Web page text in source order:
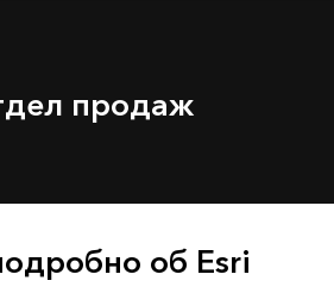
продаж
об Esri